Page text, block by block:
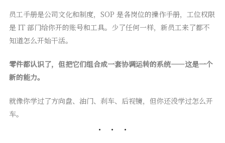
员工手册是公司文化和制度，SOP 是各岗位的操作手册，工位权限
是 IT 部门给你开的账号和工具。少了任何一样，新员工来了都不
知道怎么开始干活。
零件都认识了，但把它们组合成一套协调运转的系统——这是一个
新的能力。
就像你学过了方向盘、油门、刹车、后视镜，但你还没学过怎么开
车。